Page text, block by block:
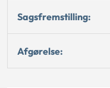
Sagsfremstilling:
Afgørelse: